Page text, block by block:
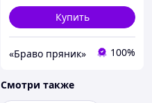
Купить
«Браво пряник» 100%
Смотри также